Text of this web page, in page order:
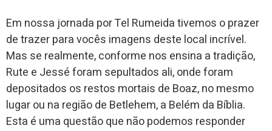
Em nossa jornada por Tel Rumeida tivemos o prazer
de trazer para vocês imagens deste local incrível.
Mas se realmente, conforme nos ensina a tradição,
Rute e Jessé foram sepultados ali, onde foram
depositados os restos mortais de Boaz, no mesmo
lugar ou na região de Betlehem, a Belém da Bíblia.
Esta é uma questão que não podemos responder